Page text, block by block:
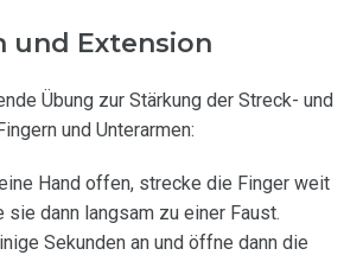
und Extension
Übung zur Stärkung der Streck- und
und Unterarmen:
Hand offen, strecke die Finger weit
sie dann langsam zu einer Faust.
Sekunden an und öffne dann die